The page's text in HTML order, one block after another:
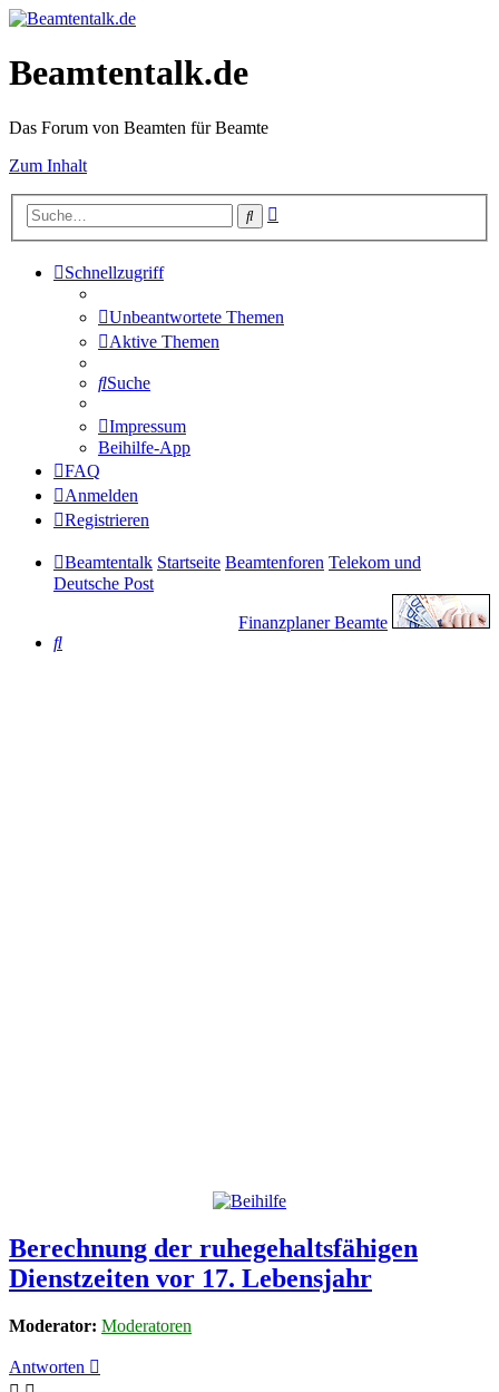
Beamtentalk.de
Das Forum von Beamten für Beamte
Zum Inhalt
Suche
Schnellzugriff
Unbeantwortete Themen
Aktive Themen
Suche
Impressum
Beihilfe-App
FAQ
Anmelden
Registrieren
Beamtentalk Startseite Beamtenforen Telekom und
Deutsche Post
Finanzplaner Beamte
Suche
Berechnung der ruhegehaltsfähigen
Dienstzeiten vor 17. Lebensjahr
Moderator: Moderatoren
Antworten